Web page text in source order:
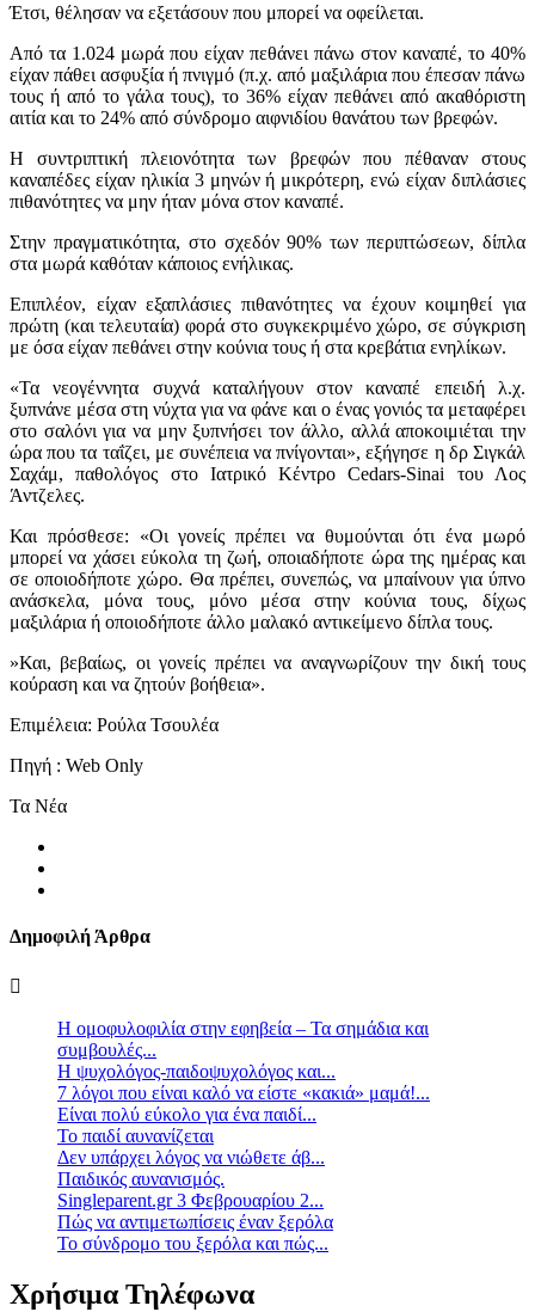
Έτσι, θέλησαν να εξετάσουν που μπορεί να οφείλεται.
Από τα 1.024 μωρά που είχαν πεθάνει πάνω στον καναπέ, το 40%
είχαν πάθει ασφυξία ή πνιγμό (π.χ. από μαξιλάρια που έπεσαν πάνω
τους ή από το γάλα τους), το 36% είχαν πεθάνει από ακαθόριστη
αιτία και το 24% από σύνδρομο αιφνιδίου θανάτου των βρεφών.
Η συντριπτική πλειονότητα των βρεφών που πέθαναν στους
καναπέδες είχαν ηλικία 3 μηνών ή μικρότερη, ενώ είχαν διπλάσιες
πιθανότητες να μην ήταν μόνα στον καναπέ.
Στην πραγματικότητα, στο σχεδόν 90% των περιπτώσεων, δίπλα
στα μωρά καθόταν κάποιος ενήλικας.
Επιπλέον, είχαν εξαπλάσιες πιθανότητες να έχουν κοιμηθεί για
πρώτη (και τελευταία) φορά στο συγκεκριμένο χώρο, σε σύγκριση
με όσα είχαν πεθάνει στην κούνια τους ή στα κρεβάτια ενηλίκων.
«Τα νεογέννητα συχνά καταλήγουν στον καναπέ επειδή λ.χ.
ξυπνάνε μέσα στη νύχτα για να φάνε και ο ένας γονιός τα μεταφέρει
στο σαλόνι για να μην ξυπνήσει τον άλλο, αλλά αποκοιμιέται την
ώρα που τα ταΐζει, με συνέπεια να πνίγονται», εξήγησε η δρ Σιγκάλ
Σαχάμ, παθολόγος στο Ιατρικό Κέντρο Cedars-Sinai του Λος
Άντζελες.
Και πρόσθεσε: «Οι γονείς πρέπει να θυμούνται ότι ένα μωρό
μπορεί να χάσει εύκολα τη ζωή, οποιαδήποτε ώρα της ημέρας και
σε οποιοδήποτε χώρο. Θα πρέπει, συνεπώς, να μπαίνουν για ύπνο
ανάσκελα, μόνα τους, μόνο μέσα στην κούνια τους, δίχως
μαξιλάρια ή οποιοδήποτε άλλο μαλακό αντικείμενο δίπλα τους.
»Και, βεβαίως, οι γονείς πρέπει να αναγνωρίζουν την δική τους
κούραση και να ζητούν βοήθεια».
Επιμέλεια: Ρούλα Τσουλέα
Πηγή : Web Only
Τα Νέα
Δημοφιλή Άρθρα
Η ομοφυλοφιλία στην εφηβεία – Τα σημάδια και
συμβουλές...
Η ψυχολόγος-παιδοψυχολόγος και...
7 λόγοι που είναι καλό να είστε «κακιά» μαμά!...
Είναι πολύ εύκολο για ένα παιδί...
Το παιδί αυνανίζεται
Δεν υπάρχει λόγος να νιώθετε άβ...
Παιδικός αυνανισμός.
Singleparent.gr 3 Φεβρουαρίου 2...
Πώς να αντιμετωπίσεις έναν ξερόλα
Το σύνδρομο του ξερόλα και πώς...
Χρήσιμα Τηλέφωνα